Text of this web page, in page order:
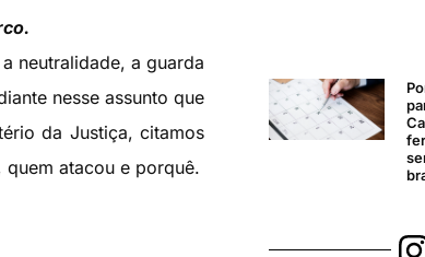
neutralidade, a guarda
nesse assunto que
da Justiça, citamos
atacou e porquê.